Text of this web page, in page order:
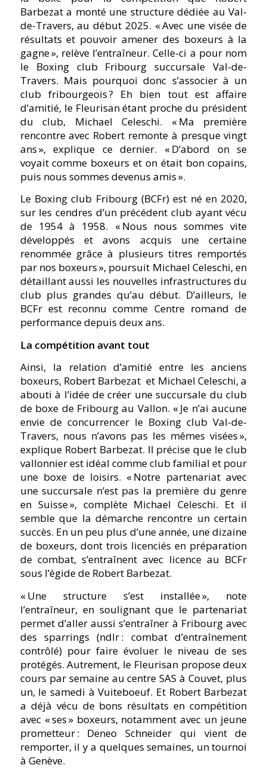
Barbezat a monté une structure dédiée au Val-
de-Travers, au début 2025. « Avec une visée de
résultats et pouvoir amener des boxeurs à la
gagne », relève l’entraîneur. Celle-ci a pour nom
le Boxing club Fribourg succursale Val-de-
Travers. Mais pourquoi donc s’associer à un
club fribourgeois ? Eh bien tout est affaire
d’amitié, le Fleurisan étant proche du président
du club, Michael Celeschi. « Ma première
rencontre avec Robert remonte à presque vingt
ans », explique ce dernier. « D’abord on se
voyait comme boxeurs et on était bon copains,
puis nous sommes devenus amis ».
Le Boxing club Fribourg (BCFr) est né en 2020,
sur les cendres d’un précédent club ayant vécu
de 1954 à 1958. « Nous nous sommes vite
développés et avons acquis une certaine
renommée grâce à plusieurs titres remportés
par nos boxeurs », poursuit Michael Celeschi, en
détaillant aussi les nouvelles infrastructures du
club plus grandes qu’au début. D’ailleurs, le
BCFr est reconnu comme Centre romand de
performance depuis deux ans.
La compétition avant tout
Ainsi, la relation d’amitié entre les anciens
boxeurs, Robert Barbezat et Michael Celeschi, a
abouti à l’idée de créer une succursale du club
de boxe de Fribourg au Vallon. « Je n’ai aucune
envie de concurrencer le Boxing club Val-de-
Travers, nous n’avons pas les mêmes visées »,
explique Robert Barbezat. Il précise que le club
vallonnier est idéal comme club familial et pour
une boxe de loisirs. « Notre partenariat avec
une succursale n’est pas la première du genre
en Suisse », complète Michael Celeschi. Et il
semble que la démarche rencontre un certain
succès. En un peu plus d’une année, une dizaine
de boxeurs, dont trois licenciés en préparation
de combat, s’entraînent avec licence au BCFr
sous l’égide de Robert Barbezat.
« Une structure s’est installée », note
l’entraîneur, en soulignant que le partenariat
permet d’aller aussi s’entraîner à Fribourg avec
des sparrings (ndlr : combat d’entraînement
contrôlé) pour faire évoluer le niveau de ses
protégés. Autrement, le Fleurisan propose deux
cours par semaine au centre SAS à Couvet, plus
un, le samedi à Vuiteboeuf. Et Robert Barbezat
a déjà vécu de bons résultats en compétition
avec « ses » boxeurs, notamment avec un jeune
prometteur : Deneo Schneider qui vient de
remporter, il y a quelques semaines, un tournoi
à Genève.